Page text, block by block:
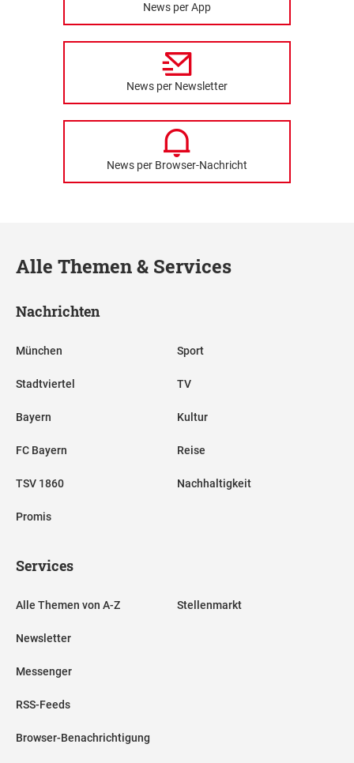
News per App
News per Newsletter
News per Browser-Nachricht
Alle Themen & Services
Nachrichten
München
Stadtviertel
Bayern
FC Bayern
TSV 1860
Promis
Sport
TV
Kultur
Reise
Nachhaltigkeit
Services
Alle Themen von A-Z
Newsletter
Messenger
RSS-Feeds
Browser-Benachrichtigung
Stellenmarkt